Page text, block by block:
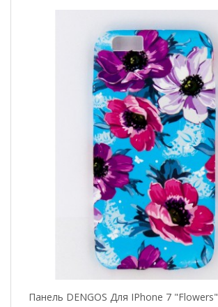
Панель DENGOS Для IPhone 7 "Flowers"